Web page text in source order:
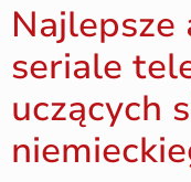
Najlepsze
seriale
uczących